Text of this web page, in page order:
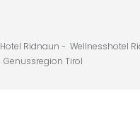
Hotel Ridnaun - Wellnesshotel
Genussregion Tirol